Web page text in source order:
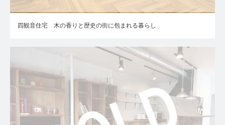
四観音住宅 木の香りと歴史の街に包まれる暮らし